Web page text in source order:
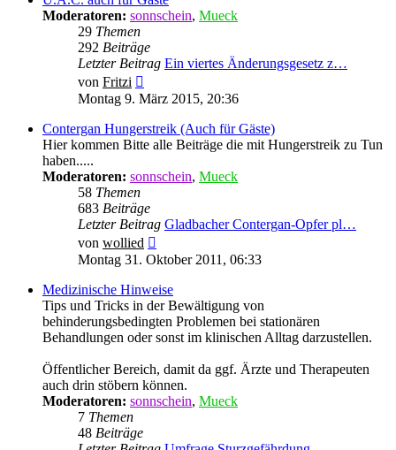
Moderatoren: sonnschein, Mueck
29 Themen
292 Beiträge
Letzter Beitrag Ein viertes Änderungsgesetz z…
von Fritzi
Beitrag
Montag 9. März 2015, 20:36
Contergan Hungerstreik (Auch für Gäste)
Hier kommen Bitte alle Beiträge die mit Hungerstreik zu Tun
haben.....
Moderatoren: sonnschein, Mueck
58 Themen
683 Beiträge
Letzter Beitrag Gladbacher Contergan-Opfer pl…
von wollied
Beitrag
Montag 31. Oktober 2011, 06:33
Medizinische Hinweise
Tips und Tricks in der Bewältigung von
behinderungsbedingten Problemen bei stationären
Behandlungen oder sonst im klinischen Alltag darzustellen.
Öffentlicher Bereich, damit da ggf. Ärzte und Therapeuten
auch drin stöbern können.
Moderatoren: sonnschein, Mueck
7 Themen
48 Beiträge